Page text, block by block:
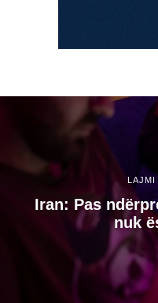
LAJMI
Iran: Pas
nuk